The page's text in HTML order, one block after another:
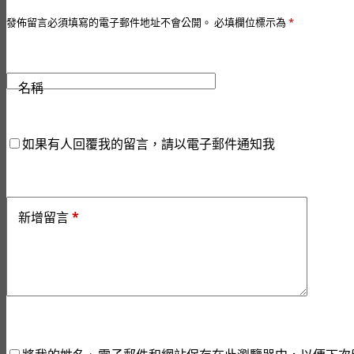
發佈留言必須填寫的電子郵件地址不會公開。 必填欄位標示為 *
名稱
如果有人回覆我的留言，請以電子郵件通知我
新增留言*